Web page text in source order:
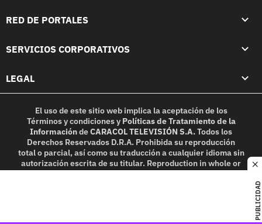
PUBLICIDAD
RED DE PORTALES
SERVICIOS CORPORATIVOS
LEGAL
El uso de este sitio web implica la aceptación de los
Términos y condicionesy Políticas de Tratamiento de la
InformacióndeCARACOL TELEVISIÓN S.A.Todos los
Derechos Reservados D.R.A. Prohibida su reproducción
total o parcial, así como su traducción a cualquier idioma sin
autorización escrita de su titular. Reproduction in whole or
in part, or translation without written permission is